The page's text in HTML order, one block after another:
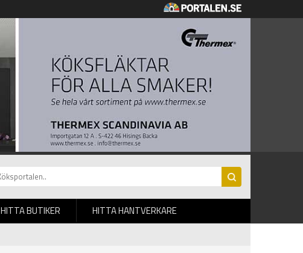
HITTA BUTIKER HITTA HANTVERKARE